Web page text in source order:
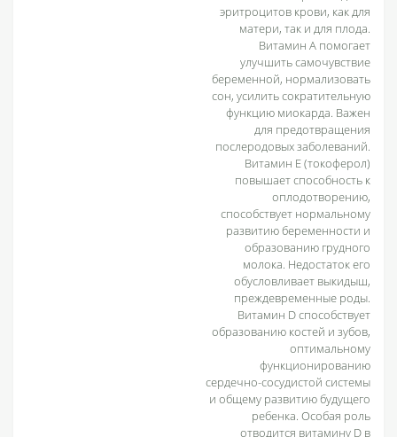
эритроцитов крови, как для
матери, так и для плода.
Витамин А помогает
улучшить самочувствие
беременной, нормализовать
сон, усилить сократительную
функцию миокарда. Важен
для предотвращения
послеродовых заболеваний.
Витамин Е (токоферол)
повышает способность к
оплодотворению,
способствует нормальному
развитию беременности и
образованию грудного
молока. Недостаток его
обусловливает выкидыш,
преждевременные роды.
Витамин D способствует
образованию костей и зубов,
оптимальному
функционированию
сердечно-сосудистой системы
и общему развитию будущего
ребенка. Особая роль
отводится витамину D в